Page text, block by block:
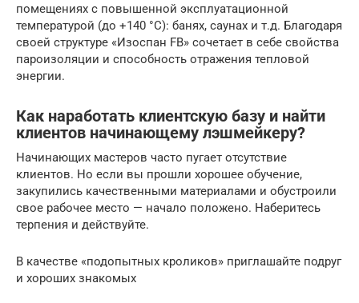
помещениях с повышенной эксплуатационной
температурой (до +140 °С): банях, саунах и т.д. Благодаря
своей структуре «Изоспан FB» сочетает в себе свойства
пароизоляции и способность отражения тепловой
энергии.
Как наработать клиентскую базу и найти
клиентов начинающему лэшмейкеру?
Начинающих мастеров часто пугает отсутствие
клиентов. Но если вы прошли хорошее обучение,
закупились качественными материалами и обустроили
свое рабочее место — начало положено. Наберитесь
терпения и действуйте.
В качестве «подопытных кроликов» приглашайте подруг
и хороших знакомых